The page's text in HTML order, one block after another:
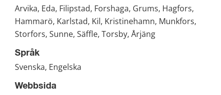
Arvika, Eda, Filipstad, Forshaga, Grums, Hagfors,
Hammarö, Karlstad, Kil, Kristinehamn, Munkfors,
Storfors, Sunne, Säffle, Torsby, Årjäng
Språk
Svenska, Engelska
Webbsida